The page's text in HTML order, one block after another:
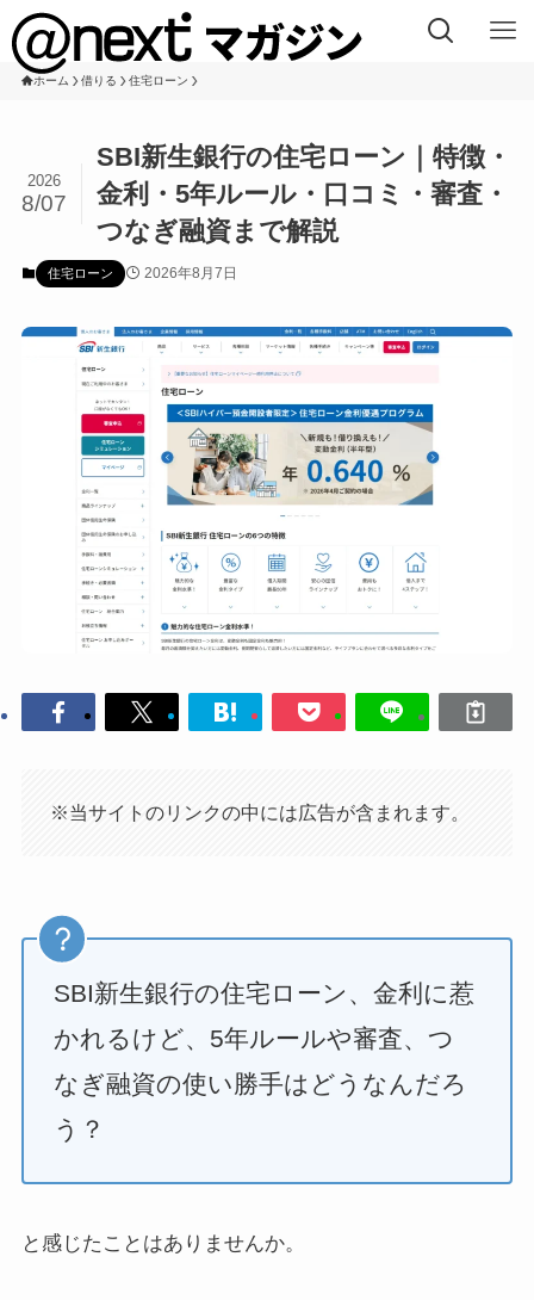
ホーム 借りる 住宅ローン
SBI新生銀行の住宅ローン｜特徴・
金利・5年ルール・口コミ・審査・
つなぎ融資まで解説
2026
8/07
住宅ローン 2026年8月7日
※当サイトのリンクの中には広告が含まれます。
SBI新生銀行の住宅ローン、金利に惹
かれるけど、5年ルールや審査、つ
なぎ融資の使い勝手はどうなんだろ
う？
と感じたことはありませんか。